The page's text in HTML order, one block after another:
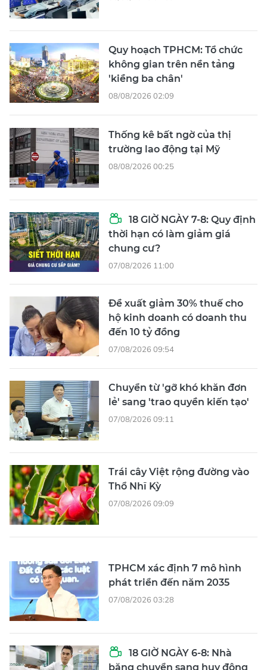
Quy hoạch TPHCM: Tổ chức
không gian trên nền tảng
'kiềng ba chân'
08/08/2026 02:09
Thống kê bất ngờ của thị
trường lao động tại Mỹ
08/08/2026 00:25
18 GIỜ NGÀY 7-8: Quy định
thời hạn có làm giảm giá
chung cư?
07/08/2026 11:00
Đề xuất giảm 30% thuế cho
hộ kinh doanh có doanh thu
đến 10 tỷ đồng
07/08/2026 09:54
Chuyển từ 'gỡ khó khăn đơn
lẻ' sang 'trao quyền kiến tạo'
07/08/2026 09:11
Trái cây Việt rộng đường vào
Thổ Nhĩ Kỳ
07/08/2026 09:09
TPHCM xác định 7 mô hình
phát triển đến năm 2035
07/08/2026 03:28
18 GIỜ NGÀY 6-8: Nhà
băng chuyển sang huy động